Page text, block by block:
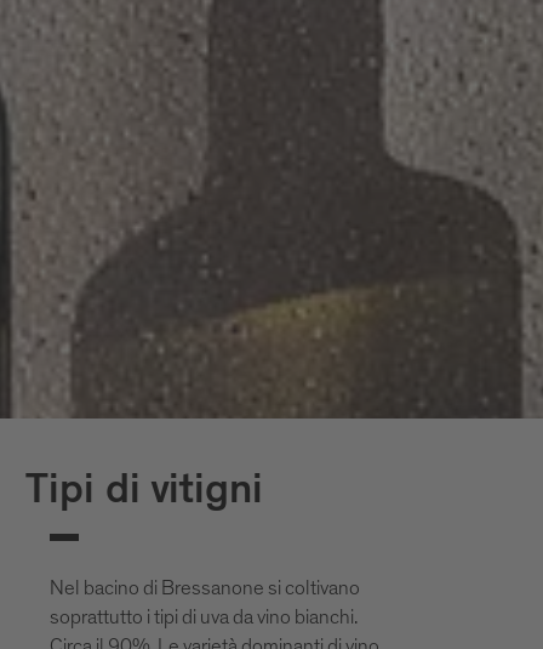
Tipi di vitigni
Nel bacino di Bressanone si coltivano
soprattutto i tipi di uva da vino bianchi.